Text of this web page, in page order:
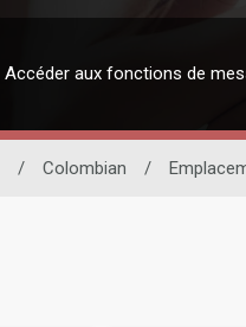
Accéder aux fonctions de
/ Colombian /